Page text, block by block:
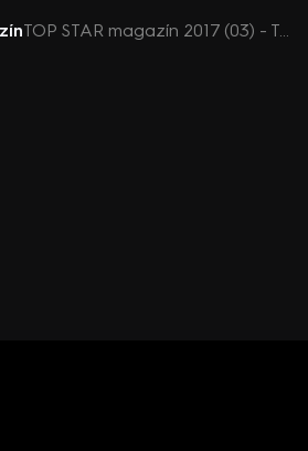
TOP STAR magazín 2017 (03) - Tomáš Řepka